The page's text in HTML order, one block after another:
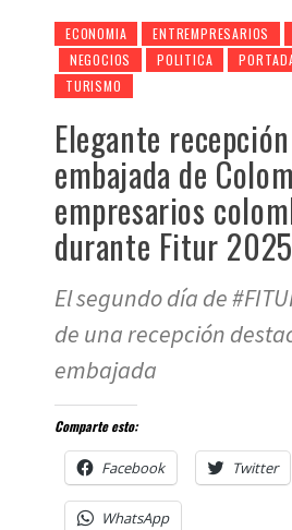
ECONOMIA ENTREMPRESARIOS
NEGOCIOS
POLITICA
TURISMO
Elegante
embajada de
empresarios
durante Fitur 2025
El segundo día de
de una recepción
embajada
Comparte esto:
Facebook Twitter
WhatsApp